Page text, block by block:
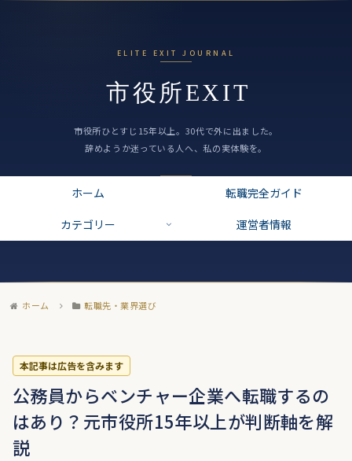
ホーム
転職完全ガイド
カテゴリー
運営者情報
ホーム 転職先・業界選び
本記事は広告を含みます
公務員からベンチャー企業へ転職するの
はあり？元市役所15年以上が判断軸を解
説